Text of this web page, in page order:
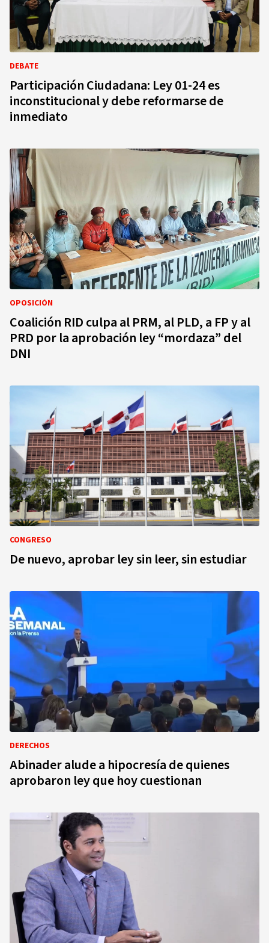
DEBATE
Participación Ciudadana: Ley 01-24 es
inconstitucional y debe reformarse de
inmediato
OPOSICIÓN
Coalición RID culpa al PRM, al PLD, a FP y al
PRD por la aprobación ley “mordaza” del
DNI
CONGRESO
De nuevo, aprobar ley sin leer, sin estudiar
DERECHOS
Abinader alude a hipocresía de quienes
aprobaron ley que hoy cuestionan